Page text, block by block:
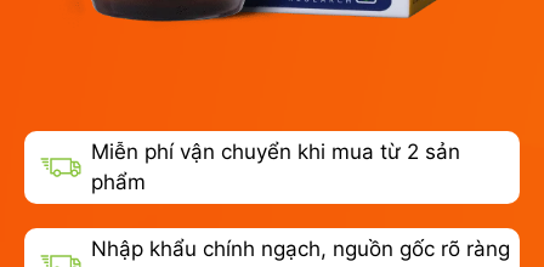
Miễn phí vận chuyển khi mua từ 2 sản
phẩm
Nhập khẩu chính ngạch, nguồn gốc rõ ràng